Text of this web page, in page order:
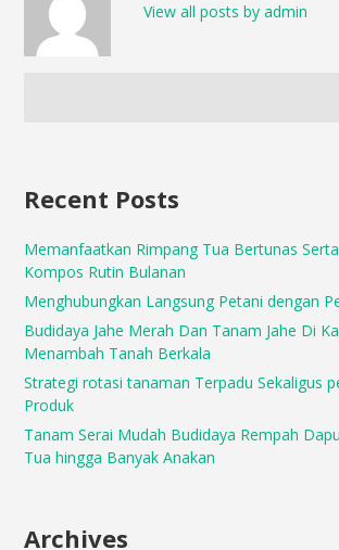
View all posts by admin
Recent Posts
Memanfaatkan Rimpang Tua Bertunas
Kompos Rutin Bulanan
Menghubungkan Langsung Petani dengan
Budidaya Jahe Merah Dan Tanam Jahe Di
Menambah Tanah Berkala
Strategi rotasi tanaman Terpadu Sekaligus
Produk
Tanam Serai Mudah Budidaya Rempah
Tua hingga Banyak Anakan
Archives